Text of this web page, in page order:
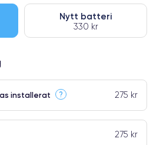
har premiumklassning
Nytt batteri
330 kr
installerat ? 275 kr
275 kr